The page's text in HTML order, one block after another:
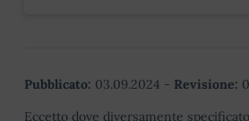
Pubblicato: 03.09.2024 - Revisione:
Eccetto dove diversamente